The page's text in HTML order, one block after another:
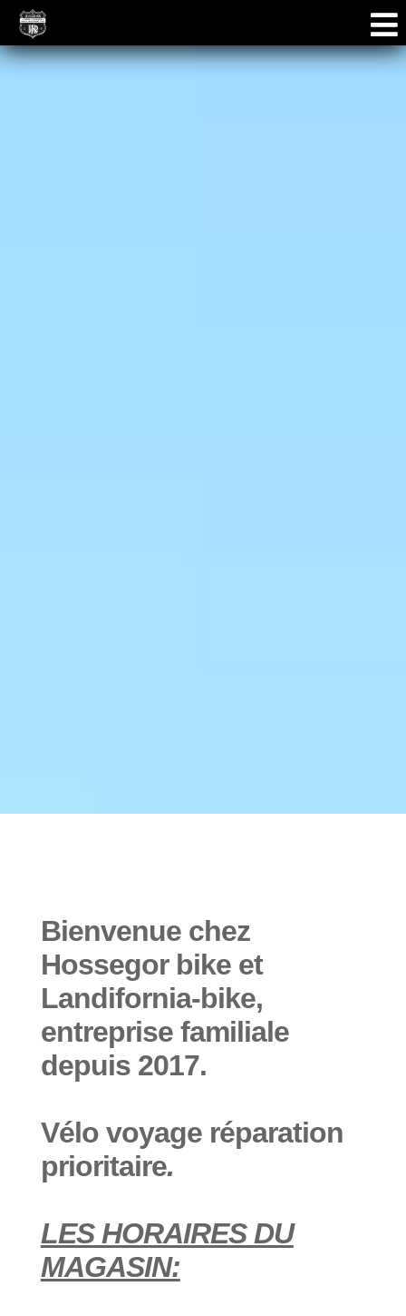
Location de vélos à
Hossegor, Capbreton,
Saubion, Seignosse
Bienvenue chez
Hossegor bike et
Landifornia-bike,
entreprise familiale
depuis 2017.
Vélo voyage réparation
prioritaire.
LES HORAIRES DU
MAGASIN: